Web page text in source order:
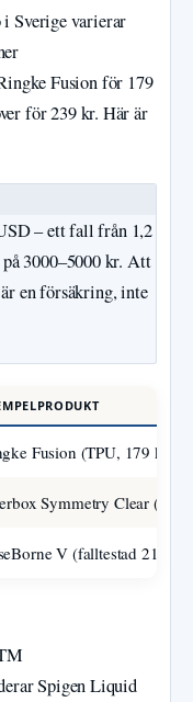
Sverige varierar
Fusion för 179
för 239 kr. Här är
– ett fall från 1,2
3000–5000 kr. Att
en försäkring, inte
Fusion (TPU, 179 kr)
Symmetry Clear (349
V (falltestad 21 fot)
Spigen Liquid